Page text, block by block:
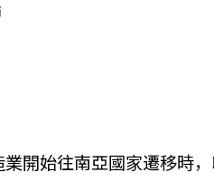
智
財
開始往南亞國家遷移時